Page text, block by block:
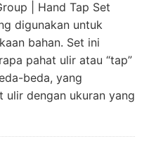
| Hand Tap Set
digunakan untuk
bahan. Set ini
pahat ulir atau “tap”
beda, yang
ulir dengan ukuran yang